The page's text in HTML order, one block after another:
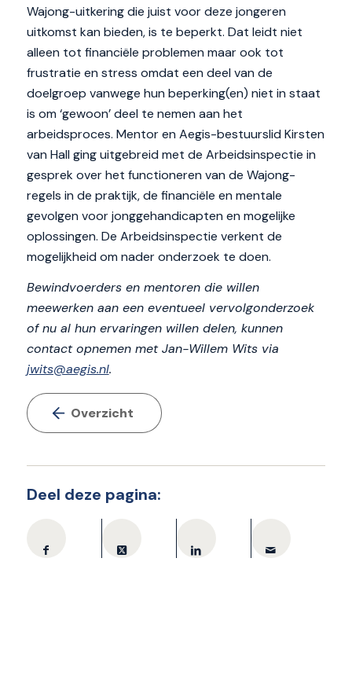
Wajong-uitkering die juist voor deze jongeren
uitkomst kan bieden, is te beperkt. Dat leidt niet
alleen tot financiële problemen maar ook tot
frustratie en stress omdat een deel van de
doelgroep vanwege hun beperking(en) niet in staat
is om ‘gewoon’ deel te nemen aan het
arbeidsproces. Mentor en Aegis-bestuurslid Kirsten
van Hall ging uitgebreid met de Arbeidsinspectie in
gesprek over het functioneren van de Wajong-
regels in de praktijk, de financiële en mentale
gevolgen voor jonggehandicapten en mogelijke
oplossingen. De Arbeidsinspectie verkent de
mogelijkheid om nader onderzoek te doen.
Bewindvoerders en mentoren die willen
meewerken aan een eventueel vervolgonderzoek
of nu al hun ervaringen willen delen, kunnen
contact opnemen met Jan-Willem Wits via
jwits@aegis.nl.
Overzicht
Deel deze pagina: